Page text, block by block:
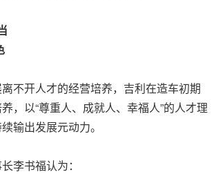
不开人才的经营培养，吉利在造车初期
，以“尊重人、成就人、幸福人”的人才理
输出发展元动力。
李书福认为：